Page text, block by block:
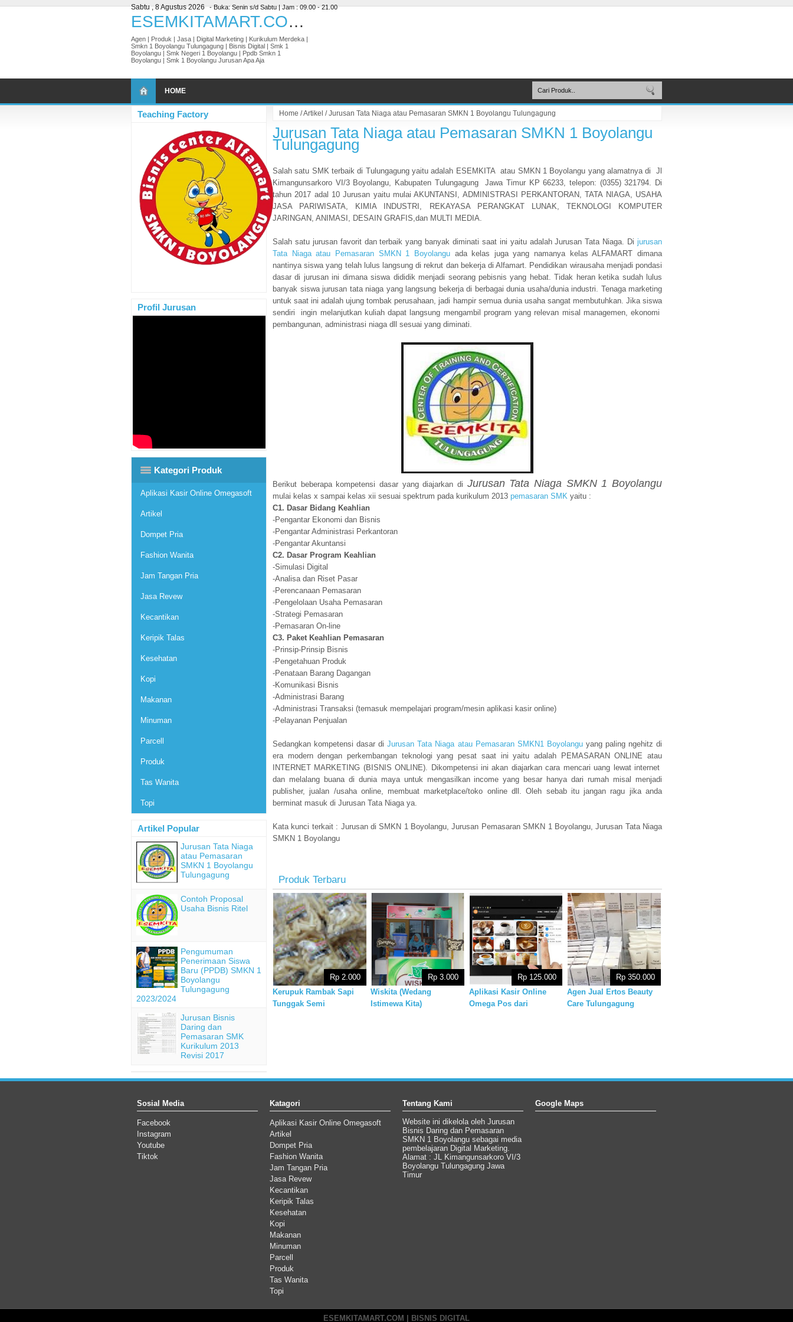
Sabtu , 8 Agustus 2026 - Buka: Senin s/d Sabtu | Jam : 09.00 - 21.00
ESEMKITAMART.COM | BISNIS DIGITAL
Agen | Produk | Jasa | Digital Marketing | Kurikulum Merdeka |
Smkn 1 Boyolangu Tulungagung | Bisnis Digital | Smk 1
Boyolangu | Smk Negeri 1 Boyolangu | Ppdb Smkn 1
Boyolangu | Smk 1 Boyolangu Jurusan Apa Aja
HOME
Home /Artikel /Jurusan Tata Niaga atau Pemasaran SMKN 1 Boyolangu Tulungagung
Jurusan Tata Niaga atau Pemasaran SMKN 1 Boyolangu
Tulungagung
Salah satu SMK terbaik di Tulungagung yaitu adalah ESEMKITA atau SMKN 1 Boyolangu yang alamatnya di Jl
Kimangunsarkoro VI/3 Boyolangu, Kabupaten Tulungagung Jawa Timur KP 66233, telepon: (0355) 321794. Di
tahun 2017 adal 10 Jurusan yaitu mulai AKUNTANSI, ADMINISTRASI PERKANTORAN, TATA NIAGA, USAHA
JASA PARIWISATA, KIMIA INDUSTRI, REKAYASA PERANGKAT LUNAK, TEKNOLOGI KOMPUTER
JARINGAN, ANIMASI, DESAIN GRAFIS,dan MULTI MEDIA.
Salah satu jurusan favorit dan terbaik yang banyak diminati saat ini yaitu adalah Jurusan Tata Niaga. Di jurusan
Tata Niaga atau Pemasaran SMKN 1 Boyolanguada kelas juga yang namanya kelas ALFAMART dimana
nantinya siswa yang telah lulus langsung di rekrut dan bekerja di Alfamart. Pendidikan wirausaha menjadi pondasi
dasar di jurusan ini dimana siswa dididik menjadi seorang pebisnis yang hebat. Tidak heran ketika sudah lulus
banyak siswa jurusan tata niaga yang langsung bekerja di berbagai dunia usaha/dunia industri. Tenaga marketing
untuk saat ini adalah ujung tombak perusahaan, jadi hampir semua dunia usaha sangat membutuhkan. Jika siswa
sendiri ingin melanjutkan kuliah dapat langsung mengambil program yang relevan misal managemen, ekonomi
pembangunan, administrasi niaga dll sesuai yang diminati.
Berikut beberapa kompetensi dasar yang diajarkan di Jurusan Tata Niaga SMKN 1 Boyolangu
mulai kelas x sampai kelas xii sesuai spektrum pada kurikulum 2013 pemasaran SMK yaitu :
C1. Dasar Bidang Keahlian
-Pengantar Ekonomi dan Bisnis
-Pengantar Administrasi Perkantoran
-Pengantar Akuntansi
C2. Dasar Program Keahlian
-Simulasi Digital
-Analisa dan Riset Pasar
-Perencanaan Pemasaran
-Pengelolaan Usaha Pemasaran
-Strategi Pemasaran
-Pemasaran On-line
C3. Paket Keahlian Pemasaran
-Prinsip-Prinsip Bisnis
-Pengetahuan Produk
-Penataan Barang Dagangan
-Komunikasi Bisnis
-Administrasi Barang
-Administrasi Transaksi (temasuk mempelajari program/mesin aplikasi kasir online)
-Pelayanan Penjualan
Sedangkan kompetensi dasar diJurusan Tata Niaga atau Pemasaran SMKN1 Boyolanguyang paling ngehitz di
era modern dengan perkembangan teknologi yang pesat saat ini yaitu adalah PEMASARAN ONLINE atau
INTERNET MARKETING (BISNIS ONLINE). Dikompetensi ini akan diajarkan cara mencari uang lewat internet
dan melalang buana di dunia maya untuk mengasilkan income yang besar hanya dari rumah misal menjadi
publisher, jualan /usaha online, membuat marketplace/toko online dll. Oleh sebab itu jangan ragu jika anda
berminat masuk di Jurusan Tata Niaga ya.
Kata kunci terkait : Jurusan di SMKN 1 Boyolangu, Jurusan Pemasaran SMKN 1 Boyolangu, Jurusan Tata Niaga
SMKN 1 Boyolangu
Produk Terbaru
Kerupuk Rambak Sapi
Tunggak Semi
Rp 2.000
Wiskita (Wedang
Istimewa Kita)
Rp 3.000
Aplikasi Kasir Online
Omega Pos dari
Rp 125.000
Agen Jual Ertos Beauty
Care Tulungagung
Rp 350.000
Teaching Factory
Profil Jurusan
Kategori Produk
Aplikasi Kasir Online Omegasoft
Artikel
Dompet Pria
Fashion Wanita
Jam Tangan Pria
Jasa Revew
Kecantikan
Keripik Talas
Kesehatan
Kopi
Makanan
Minuman
Parcell
Produk
Tas Wanita
Topi
Artikel Popular
Jurusan Tata Niaga
atau Pemasaran
SMKN 1 Boyolangu
Tulungagung
Contoh Proposal
Usaha Bisnis Ritel
Pengumuman
Penerimaan Siswa
Baru (PPDB) SMKN 1
Boyolangu
Tulungagung
2023/2024
Jurusan Bisnis
Daring dan
Pemasaran SMK
Kurikulum 2013
Revisi 2017
Sosial Media
Facebook
Instagram
Youtube
Tiktok
Katagori
Aplikasi Kasir Online Omegasoft
Artikel
Dompet Pria
Fashion Wanita
Jam Tangan Pria
Jasa Revew
Kecantikan
Keripik Talas
Kesehatan
Kopi
Makanan
Minuman
Parcell
Produk
Tas Wanita
Topi
Tentang Kami
Website ini dikelola oleh Jurusan
Bisnis Daring dan Pemasaran
SMKN 1 Boyolangu sebagai media
pembelajaran Digital Marketing.
Alamat : JL Kimangunsarkoro VI/3
Boyolangu Tulungagung Jawa
Timur
Google Maps
ESEMKITAMART.COM | BISNIS DIGITAL